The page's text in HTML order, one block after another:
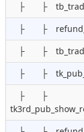
├ ├
├ ├
├ ├
├ ├
├ ├